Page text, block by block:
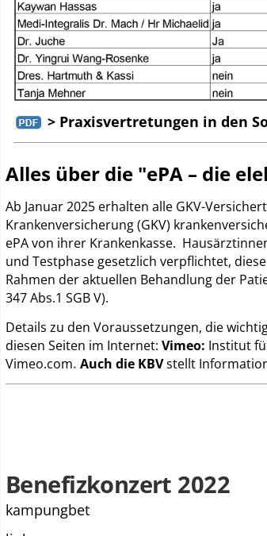
> Praxisvertretungen in den
Alles über die "ePA – die
Ab Januar 2025 erhalten alle GKV-
Krankenversicherung (GKV)
ePA von ihrer Krankenkasse.
und Testphase gesetzlich verpflichtet,
Rahmen der aktuellen Behandlung der
347 Abs.1 SGB V).
Details zu den Voraussetzungen, die
diesen Seiten im Internet: Vimeo: Institut
Vimeo.com. Auch die KBVstellt
Benefizkonzert 2022
kampungbet